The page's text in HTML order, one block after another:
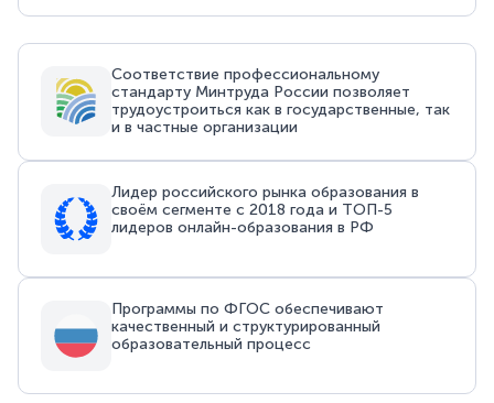
Соответствие профессиональному
стандарту Минтруда России позволяет
трудоустроиться как в государственные, так
и в частные организации
Лидер российского рынка образования в
своём сегменте с 2018 года и ТОП-5
лидеров онлайн-образования в РФ
Программы по ФГОС обеспечивают
качественный и структурированный
образовательный процесс